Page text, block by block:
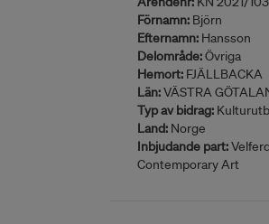
Förnamn:Björn
Efternamn:Hansson
Delområde:Övriga
Hemort:FJÄLLBACKA
Län:VÄSTRA
Typ av bidrag:
Land:Norge
Inbjudande part:
Contemporary Art